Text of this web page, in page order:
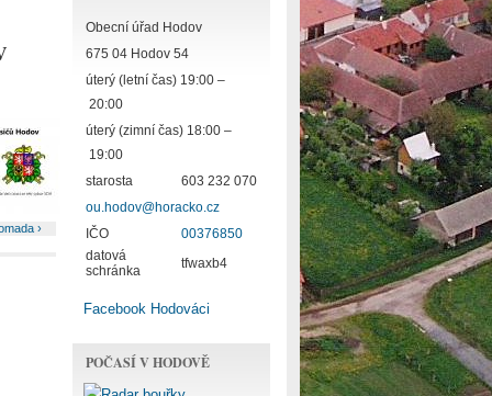
›
Obecní úřad Hodov
675 04 Hodov 54
úterý (letní čas) 19:00 –
20:00
úterý (zimní čas) 18:00 –
19:00
starosta
603 232 070
ou.hodov@horacko.cz
IČO
00376850
datová
schránka
tfwaxb4
Facebook Hodováci
POČASÍ V HODOVĚ